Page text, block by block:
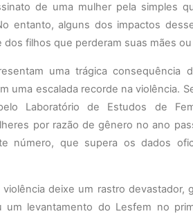
de uma mulher pela simples
entanto, alguns dos impactos
dos filhos que perderam suas mães
uma trágica consequência
uma escalada recorde na violência.
Laboratório de Estudos de
por razão de gênero no ano
número, que supera os dados
deixe um rastro
um levantamento do Lesfem no